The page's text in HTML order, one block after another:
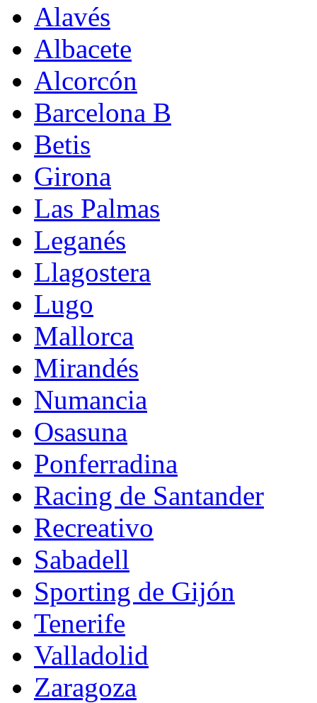
Alavés
Albacete
Alcorcón
Barcelona B
Betis
Girona
Las Palmas
Leganés
Llagostera
Lugo
Mallorca
Mirandés
Numancia
Osasuna
Ponferradina
Racing de Santander
Recreativo
Sabadell
Sporting de Gijón
Tenerife
Valladolid
Zaragoza